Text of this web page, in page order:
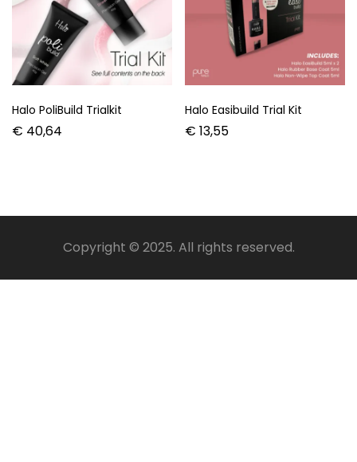
Halo PoliBuild Trialkit
€ 40,64
Halo Easibuild Trial Kit
€ 13,55
Copyright © 2025. All rights reserved.